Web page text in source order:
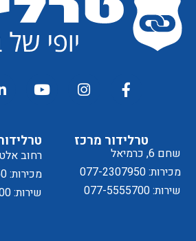
דיוור
ל
טרלידור מרכז
שחם 6, כרמיאל
מכירות: 077-2307950
שירות: 077-5555700
רחוב אלטלף
מכירות: 077-2307950
שירות: 077-5555600